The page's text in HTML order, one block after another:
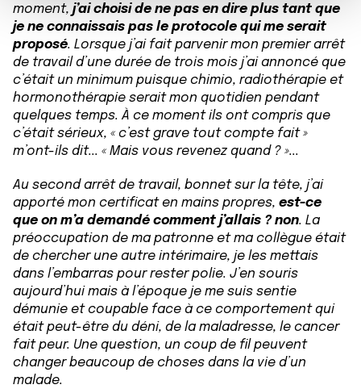
médias sociaux et d'analyser notre trafic. Nous
partageons également des informations sur l'utilisation de
notre site avec nos partenaires de médias sociaux, de
publicité et d'analyse, qui peuvent combiner celles-ci
avec d'autres informations que vous leur avez fournies
ou qu'ils ont collectées lors de votre utilisation de leurs
services.
mmoment, j’ai choisi de ne pas en dire plus tant que
je ne connaissais pas le protocole qui me serait
proposé. Lorsque j’ai fait parvenir mon premier arrêt
de travail d’une durée de trois mois j’ai annoncé que
c’était un minimum puisque chimio, radiothérapie et
hormonothérapie serait mon quotidien pendant
quelques temps. À ce moment ils ont compris que
c’était sérieux, « c’est grave tout compte fait »
m’ont-ils dit... « Mais vous revenez quand ? »...
Au second arrêt de travail, bonnet sur la tête, j’ai
apporté mon certificat en mains propres, est-ce
que on m’a demandé comment j’allais ? non. La
préoccupation de ma patronne et ma collègue était
de chercher une autre intérimaire, je les mettais
dans l’embarras pour rester polie. J’en souris
aujourd’hui mais à l’époque je me suis sentie
démunie et coupable face à ce comportement qui
était peut-être du déni, de la maladresse, le cancer
fait peur. Une question, un coup de fil peuvent
changer beaucoup de choses dans la vie d’un
malade.